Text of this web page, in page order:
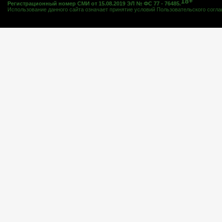
Регистрационный номер СМИ от 15.08.2019 ЭЛ № ФС 77 - 76485.
Использование данного сайта означает принятие условий Пользовательского